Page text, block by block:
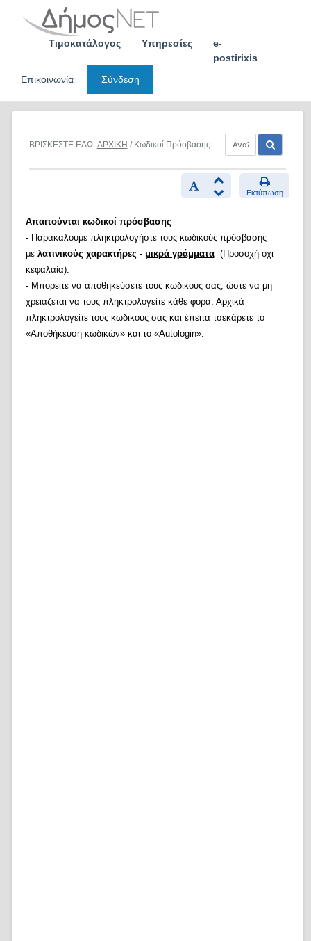
Τιμοκατάλογος Υπηρεσίες
e-
postirixis
Επικοινωνία
Σύνδεση
ΒΡΙΣΚΕΣΤΕ ΕΔΩ: ΑΡΧΙΚΗ / Κωδικοί Πρόσβασης
Εκτύπωση
Απαιτούνται κωδικοί πρόσβασης
- Παρακαλούμε πληκτρολογήστε τους κωδικούς πρόσβασης
με λατινικούς χαρακτήρες - μικρά γράμματα(Προσοχή όχι
κεφαλαία).
- Μπορείτε να αποθηκεύσετε τους κωδικούς σας, ώστε να μη
χρειάζεται να τους πληκτρολογείτε κάθε φορά: Αρχικά
πληκτρολογείτε τους κωδικούς σας και έπειτα τσεκάρετε το
«Αποθήκευση κωδικών» και το «Autologin».